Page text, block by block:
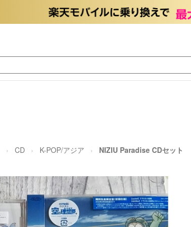
CD K-POP/アジア NIZIU Paradise CDセット